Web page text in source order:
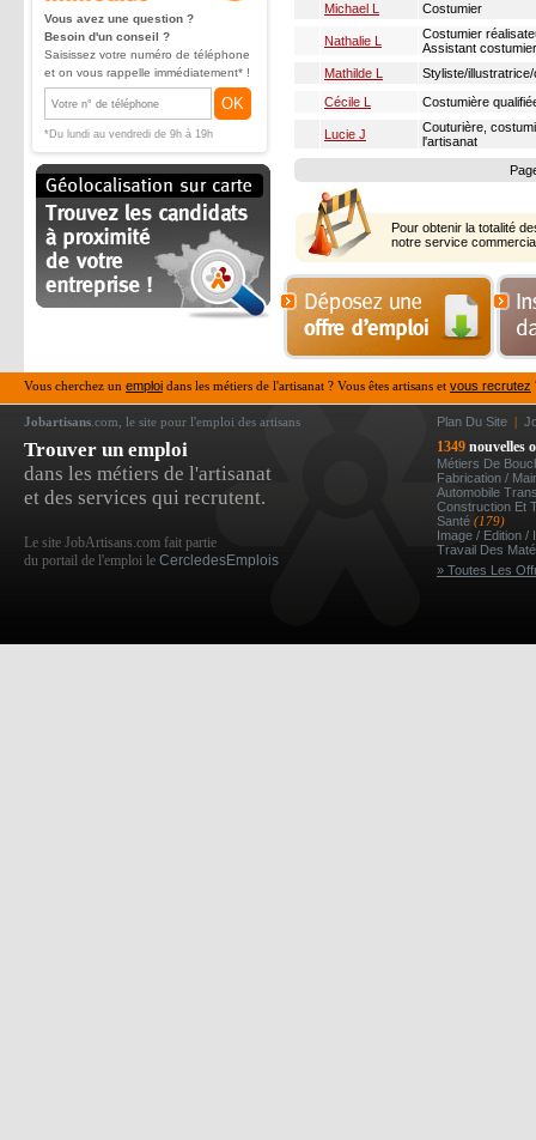
Vous avez une question ?
Besoin d'un conseil ?
Saisissez votre numéro de téléphone
et on vous rappelle immédiatement* !
OK
*Du lundi au vendredi de 9h à 19h
Michael L
Costumier
Nathalie L
Costumier
Assistant costumier
Mathilde L
Styliste/
Cécile L
Costumière
Lucie J
Couturière,
l'artisanat
Pour obtenir la totalité des
notre service
Vous cherchez un emploi dans les métiers de l'artisanat ? Vous êtes artisans et vous recrutez
Jobartisans .com, le site pour l'emploi des artisans Plan Du Site |
Trouver un emploi
dans les métiers de l'artisanat
et des services qui recrutent.
Le site JobArtisans.com fait partie
du portail de l'emploi le CercledesEmplois
1349 nouvelles
Métiers De
Fabrication /
Automobile
Construction Et
Santé (179)
Image / Edition /
Travail Des
» Toutes Les